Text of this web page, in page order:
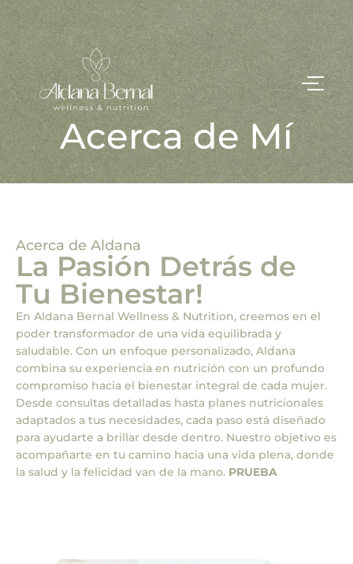
Acerca de Mí
Acerca de Aldana
La Pasión Detrás de
Tu Bienestar!
En Aldana Bernal Wellness & Nutrition, creemos en el
poder transformador de una vida equilibrada y
saludable. Con un enfoque personalizado, Aldana
combina su experiencia en nutrición con un profundo
compromiso hacia el bienestar integral de cada mujer.
Desde consultas detalladas hasta planes nutricionales
adaptados a tus necesidades, cada paso está diseñado
para ayudarte a brillar desde dentro. Nuestro objetivo es
acompañarte en tu camino hacia una vida plena, donde
la salud y la felicidad van de la mano. PRUEBA